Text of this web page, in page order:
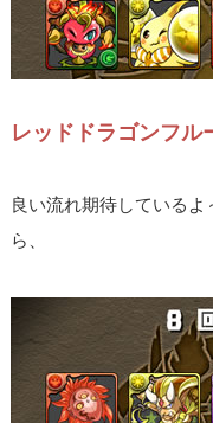
レッドドラゴンフル
良い流れ期待している
ら、